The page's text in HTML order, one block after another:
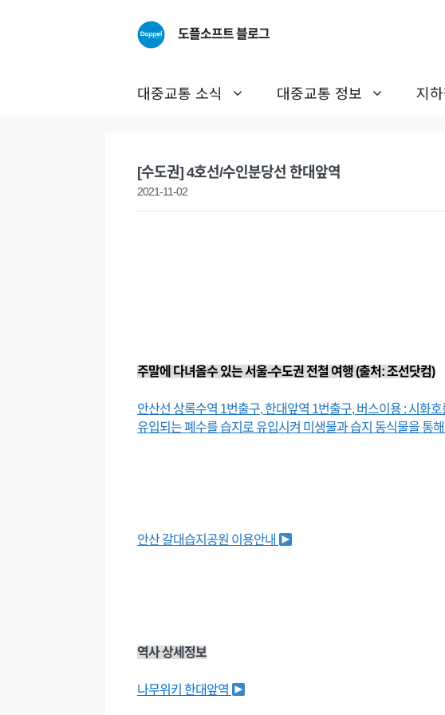
도플소프트 블로그
대중교통 소식 대중교통 정보 지
[수도권] 4호선/수인분당선 한대앞역
2021-11-02
주말에 다녀올수 있는 서울-수도권 전철 여행 (출처: 조선닷컴)
안산선 상록수역 1번출구, 한대앞역 1번출구, 버스이용 : 시화
유입되는 폐수를 습지로 유입시켜 미생물과 습지 동식물을 통
안산 갈대습지공원 이용안내
역사 상세정보
나무위키 한대앞역